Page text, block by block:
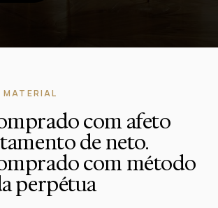
MATERIAL
com afeto
de neto.
com método
perpétua